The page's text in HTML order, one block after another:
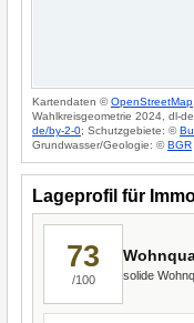
Kartendaten ©OpenStreetMap
Wahlkreisgeometrie 2024, dl-
de/by-2-0; Schutzgebiete: ©
Grundwasser/Geologie: ©BGR
Lageprofil für
73
/100 solide